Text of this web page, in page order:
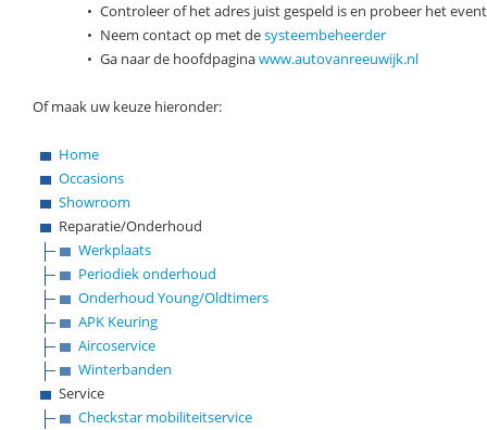
• Controleer of het adres juist gespeld is en probeer het
• Neem contact op met desysteembeheerder
• Ga naar de hoofdpaginawww.autovanreeuwijk.nl
Of maak uw keuze hieronder:
Home
Occasions
Showroom
Reparatie/Onderhoud
Werkplaats
Periodiek onderhoud
Onderhoud Young/Oldtimers
APK Keuring
Aircoservice
Winterbanden
Service
Checkstar mobiliteitservice